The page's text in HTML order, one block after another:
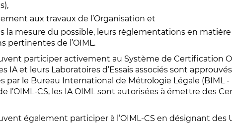
aux travaux de l’Organisation et
la mesure du possible, leurs réglementations en
pertinentes de l’OIML.
participer activement au Système de Certification
IA et leurs Laboratoires d’Essais associés sont
par le Bureau International de Métrologie Légale (BIML -
l’OIML-CS, les IA OIML sont autorisées à émettre des
également participer à l’OIML-CS en désignant des